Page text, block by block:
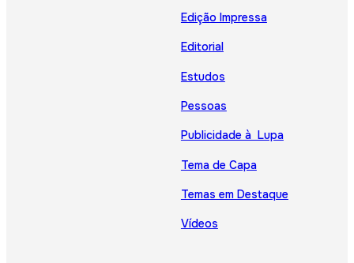
Edição Impressa
Editorial
Estudos
Pessoas
Publicidade à Lupa
Tema de Capa
Temas em Destaque
Vídeos